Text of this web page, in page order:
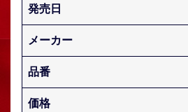
発売日
メーカー
品番
価格